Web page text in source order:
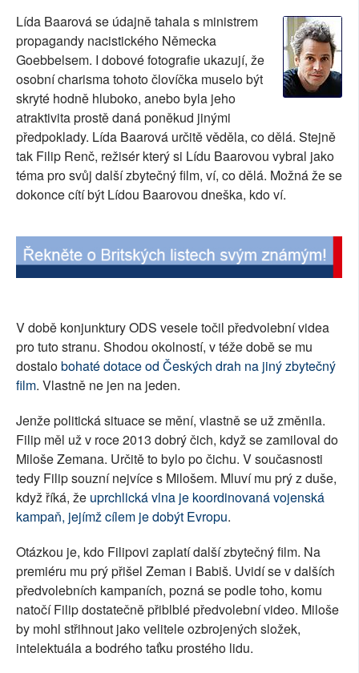
SOCIÁLNÍ SÍTĚ
RUBRIKY
PLNÁ VERZE STRÁNEK
Lída Baarová se údajně tahala s ministrem
propagandy nacistického Německa
Goebbelsem. I dobové fotografie ukazují, že
osobní charisma tohoto človíčka muselo být
skryté hodně hluboko, anebo byla jeho
atraktivita prostě daná poněkud jinými
předpoklady. Lída Baarová určitě věděla, co dělá. Stejně
tak Filip Renč, režisér který si Lídu Baarovou vybral jako
téma pro svůj další zbytečný film, ví, co dělá. Možná že se
dokonce cítí být Lídou Baarovou dneška, kdo ví.
V době konjunktury ODS vesele točil předvolební videa
pro tuto stranu. Shodou okolností, v téže době se mu
dostalobohaté dotace od Českých drah na jiný zbytečný
film. Vlastně ne jen na jeden.
Jenže politická situace se mění, vlastně se už změnila.
Filip měl už v roce 2013 dobrý čich, když se zamiloval do
Miloše Zemana. Určitě to bylo po čichu. V současnosti
tedy Filip souzní nejvíce s Milošem. Mluví mu prý z duše,
když říká, že uprchlická vlna je koordinovaná vojenská
kampaň, jejímž cílem je dobýt Evropu.
Otázkou je, kdo Filipovi zaplatí další zbytečný film. Na
premiéru mu prý přišel Zeman i Babiš. Uvidí se v dalších
předvolebních kampaních, pozná se podle toho, komu
natočí Filip dostatečně přiblblé předvolební video. Miloše
by mohl střihnout jako velitele ozbrojených složek,
intelektuála a bodrého taťku prostého lidu.